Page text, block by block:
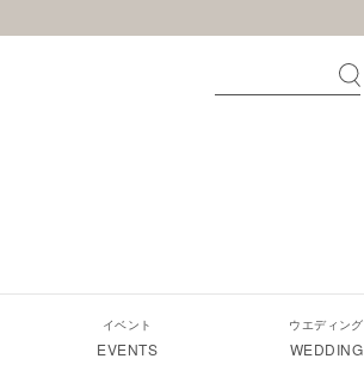
イベント
EVENTS
ウエディング
WEDDING